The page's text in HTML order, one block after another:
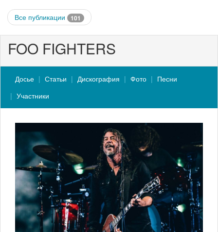
Все публикации 101
FOO FIGHTERS
Досье Статьи Дискография Фото
Песни
Участники